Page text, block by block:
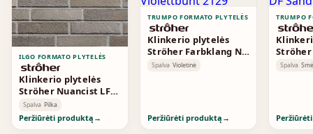
ILGO FORMATO PLYTELĖS
Klinkerio plytelės
Ströher Nuancist LF
Greige 1872
Spalva Pilka
Peržiūrėti produktą →
TRUMPO FORMATO PLYTELĖS
Klinkerio plytelės
Ströher Farbklang NF
Violettbunt 2129
Spalva Violetinė
Peržiūrėti produktą →
TRUMPO
Ströher
DF
Spalva